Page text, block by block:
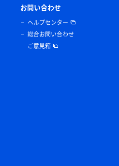
お問い合わせ
ヘルプセンター
総合お問い合わせ
ご意見箱